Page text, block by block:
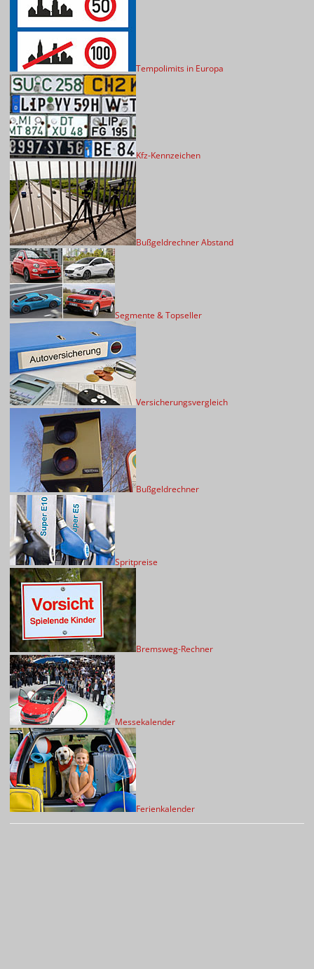
Tempolimits in Europa
Kfz-Kennzeichen
Bußgeldrechner Abstand
Segmente & Topseller
Versicherungsvergleich
Bußgeldrechner
Spritpreise
Bremsweg-Rechner
Messekalender
Ferienkalender